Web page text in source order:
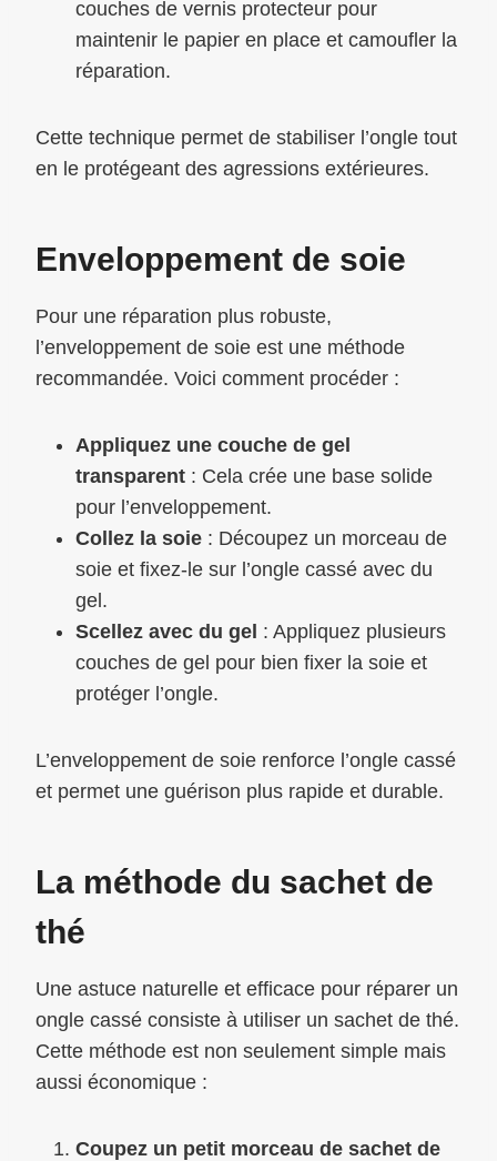
couches de vernis protecteur pour
maintenir le papier en place et camoufler la
réparation.
Cette technique permet de stabiliser l’ongle tout
en le protégeant des agressions extérieures.
Enveloppement de soie
Pour une réparation plus robuste,
l’enveloppement de soie est une méthode
recommandée. Voici comment procéder :
Appliquez une couche de gel
transparent : Cela crée une base solide
pour l’enveloppement.
Collez la soie : Découpez un morceau de
soie et fixez-le sur l’ongle cassé avec du
gel.
Scellez avec du gel : Appliquez plusieurs
couches de gel pour bien fixer la soie et
protéger l’ongle.
L’enveloppement de soie renforce l’ongle cassé
et permet une guérison plus rapide et durable.
La méthode du sachet de
thé
Une astuce naturelle et efficace pour réparer un
ongle cassé consiste à utiliser un sachet de thé.
Cette méthode est non seulement simple mais
aussi économique :
Coupez un petit morceau de sachet de